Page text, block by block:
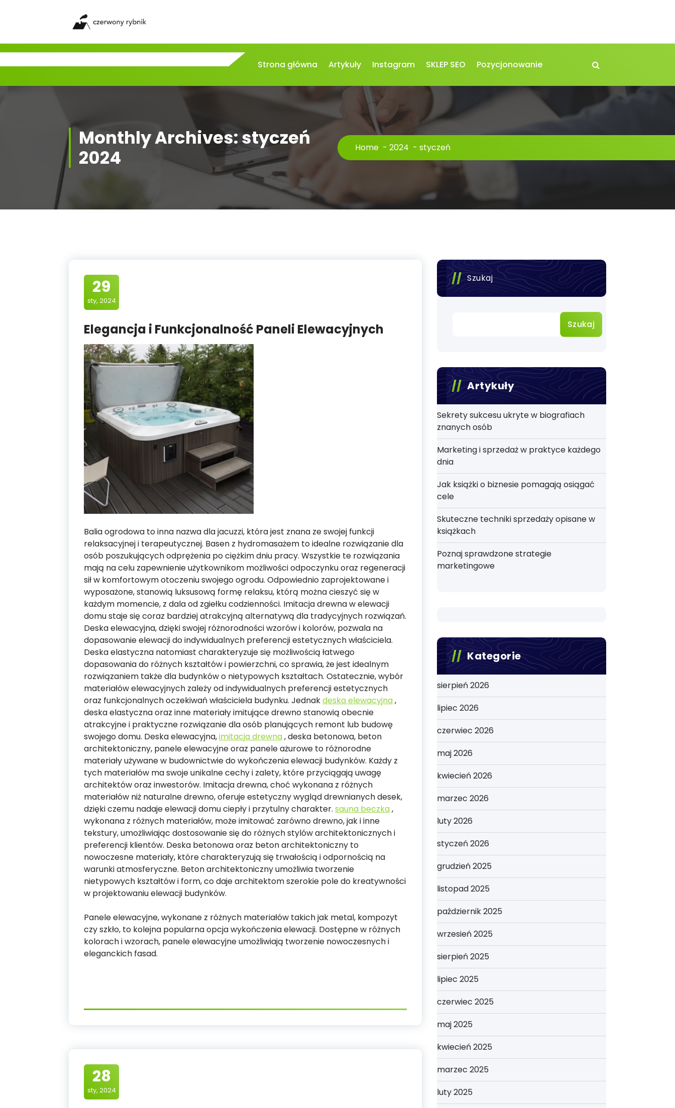
Strona główna Artykuły Instagram SKLEP SEO Pozycjonowanie
Monthly Archives: styczeń
2024
Home - 2024 - styczeń
29
sty, 2024
Elegancja i Funkcjonalność Paneli Elewacyjnych
Balia ogrodowa to inna nazwa dla jacuzzi, która jest znana ze swojej funkcji
relaksacyjnej i terapeutycznej. Basen z hydromasażem to idealne rozwiązanie dla
osób poszukujących odprężenia po ciężkim dniu pracy. Wszystkie te rozwiązania
mają na celu zapewnienie użytkownikom możliwości odpoczynku oraz regeneracji
sił w komfortowym otoczeniu swojego ogrodu. Odpowiednio zaprojektowane i
wyposażone, stanowią luksusową formę relaksu, którą można cieszyć się w
każdym momencie, z dala od zgiełku codzienności. Imitacja drewna w elewacji
domu staje się coraz bardziej atrakcyjną alternatywą dla tradycyjnych rozwiązań.
Deska elewacyjna, dzięki swojej różnorodności wzorów i kolorów, pozwala na
dopasowanie elewacji do indywidualnych preferencji estetycznych właściciela.
Deska elastyczna natomiast charakteryzuje się możliwością łatwego
dopasowania do różnych kształtów i powierzchni, co sprawia, że jest idealnym
rozwiązaniem także dla budynków o nietypowych kształtach. Ostatecznie, wybór
materiałów elewacyjnych zależy od indywidualnych preferencji estetycznych
oraz funkcjonalnych oczekiwań właściciela budynku. Jednakdeska elewacyjna,
deska elastyczna oraz inne materiały imitujące drewno stanowią obecnie
atrakcyjne i praktyczne rozwiązanie dla osób planujących remont lub budowę
swojego domu. Deska elewacyjna,imitacja drewna, deska betonowa, beton
architektoniczny, panele elewacyjne oraz panele ażurowe to różnorodne
materiały używane w budownictwie do wykończenia elewacji budynków. Każdy z
tych materiałów ma swoje unikalne cechy i zalety, które przyciągają uwagę
architektów oraz inwestorów. Imitacja drewna, choć wykonana z różnych
materiałów niż naturalne drewno, oferuje estetyczny wygląd drewnianych desek,
dzięki czemu nadaje elewacji domu ciepły i przytulny charakter. sauna beczka,
wykonana z różnych materiałów, może imitować zarówno drewno, jak i inne
tekstury, umożliwiając dostosowanie się do różnych stylów architektonicznych i
preferencji klientów. Deska betonowa oraz beton architektoniczny to
nowoczesne materiały, które charakteryzują się trwałością i odpornością na
warunki atmosferyczne. Beton architektoniczny umożliwia tworzenie
nietypowych kształtów i form, co daje architektom szerokie pole do kreatywności
w projektowaniu elewacji budynków.
Panele elewacyjne, wykonane z różnych materiałów takich jak metal, kompozyt
czy szkło, to kolejna popularna opcja wykończenia elewacji. Dostępne w różnych
kolorach i wzorach, panele elewacyjne umożliwiają tworzenie nowoczesnych i
eleganckich fasad.
28
sty, 2024
Szukaj
Szukaj
Artykuły
Sekrety sukcesu ukryte w biografiach
znanych osób
Marketing i sprzedaż w praktyce każdego
dnia
Jak książki o biznesie pomagają osiągać
cele
Skuteczne techniki sprzedaży opisane w
książkach
Poznaj sprawdzone strategie
marketingowe
Kategorie
sierpień 2026
lipiec 2026
czerwiec 2026
maj 2026
kwiecień 2026
marzec 2026
luty 2026
styczeń 2026
grudzień 2025
listopad 2025
październik 2025
wrzesień 2025
sierpień 2025
lipiec 2025
czerwiec 2025
maj 2025
kwiecień 2025
marzec 2025
luty 2025